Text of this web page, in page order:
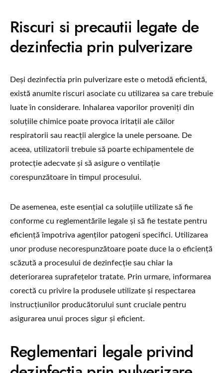
Riscuri si precautii legate de
dezinfectia prin pulverizare
Deși dezinfectia prin pulverizare este o metodă eficientă,
există anumite riscuri asociate cu utilizarea sa care trebuie
luate în considerare. Inhalarea vaporilor proveniți din
soluțiile chimice poate provoca iritații ale căilor
respiratorii sau reacții alergice la unele persoane. De
aceea, utilizatorii trebuie să poarte echipamentele de
protecție adecvate și să asigure o ventilație
corespunzătoare în timpul procesului.
De asemenea, este esențial ca soluțiile utilizate să fie
conforme cu reglementările legale și să fie testate pentru
eficiență împotriva agenților patogeni specifici. Utilizarea
unor produse necorespunzătoare poate duce la o eficiență
scăzută a procesului de dezinfecție sau chiar la
deteriorarea suprafețelor tratate. Prin urmare, informarea
corectă cu privire la produsele utilizate și respectarea
instrucțiunilor producătorului sunt cruciale pentru
asigurarea unui proces sigur și eficient.
Reglementari legale privind